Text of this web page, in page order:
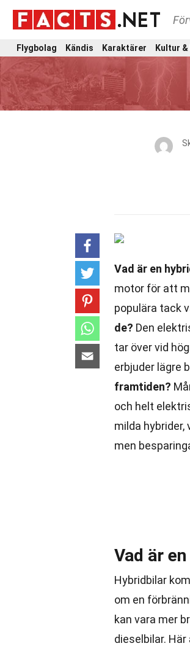
Flygbolag Kändis Karaktärer Kultur
Vad är en
motor för att
populära tack
de? Den
tar över vid
erbjuder lägre
framtiden?
och helt
milda hybrider,
men
Vad är
Hybridbilar
om en
kan vara mer
dieselbilar.